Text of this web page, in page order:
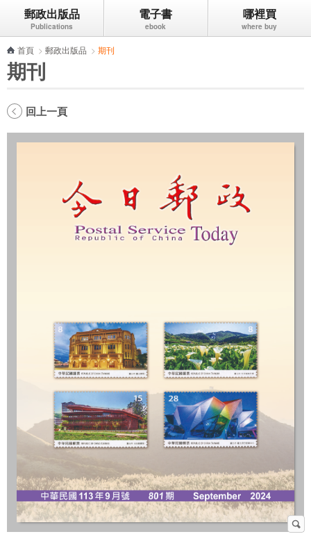
跳到主要內容區塊
郵政出版品 電子書 哪裡買
首頁 > 郵政出版品 > 期刊
期刊
回上一頁